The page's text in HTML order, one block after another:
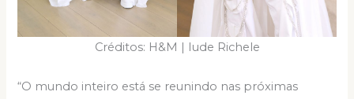
Créditos: H&M | Iude Richele
“O mundo inteiro está se reunindo nas próximas